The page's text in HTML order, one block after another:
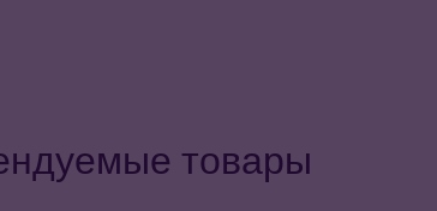
товары